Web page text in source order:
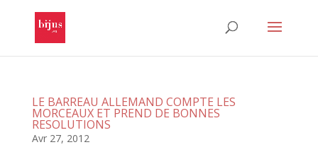
LE BARREAU ALLEMAND COMPTE LES
MORCEAUX ET PREND DE BONNES
RESOLUTIONS
Avr 27, 2012